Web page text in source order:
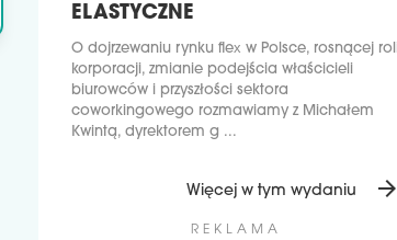
ELASTYCZNE
O dojrzewaniu rynku flex w Polsce, rosnącej roli
korporacji, zmianie podejścia właścicieli
biurowców i przyszłości sektora
coworkingowego rozmawiamy z Michałem
Kwintą, dyrektorem g ...
Więcej w tym wydaniu arrow_forward
REKLAMA